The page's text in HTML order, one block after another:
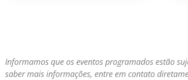
Informamos que os eventos programados estão
saber mais informações, entre em contato